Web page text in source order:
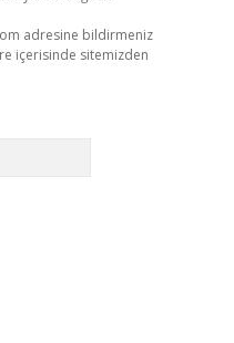
adresine bildirmeniz
içerisinde sitemizden